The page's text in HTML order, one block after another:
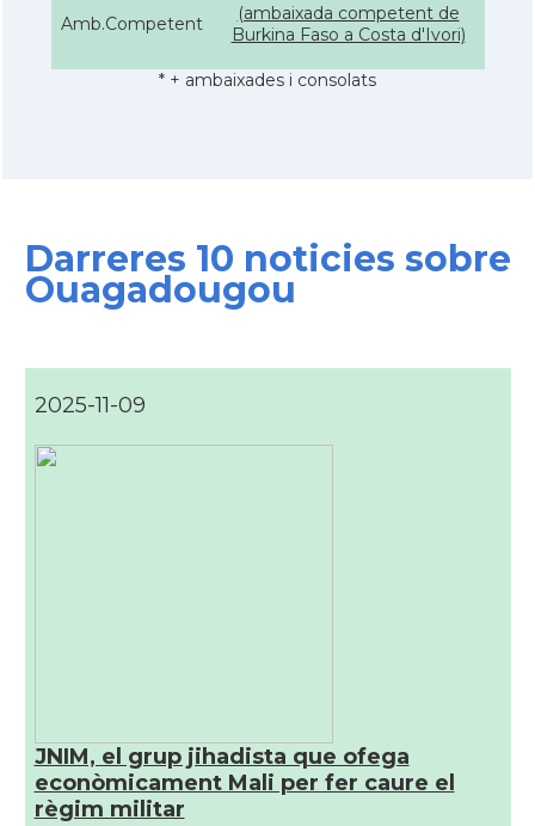
Amb.Competent
(ambaixada competent de
Burkina Faso a Costa d'Ivori)
* + ambaixades i consolats
Darreres 10 noticies sobre
Ouagadougou
2025-11-09
JNIM, el grup jihadista que ofega
econòmicament Mali per fer caure el
règim militar